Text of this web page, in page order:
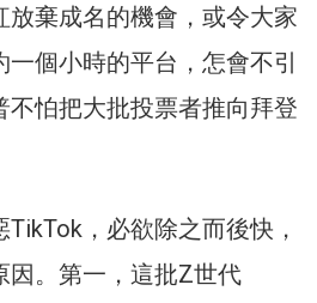
放棄成名的機會，或令大家
個小時的平台，怎會不引
不怕把大批投票者推向拜登
，必欲除之而後快，
因。第一，這批Z世代